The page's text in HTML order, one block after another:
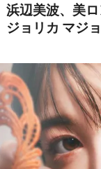
浜辺美波、美
ジョリカ マジ